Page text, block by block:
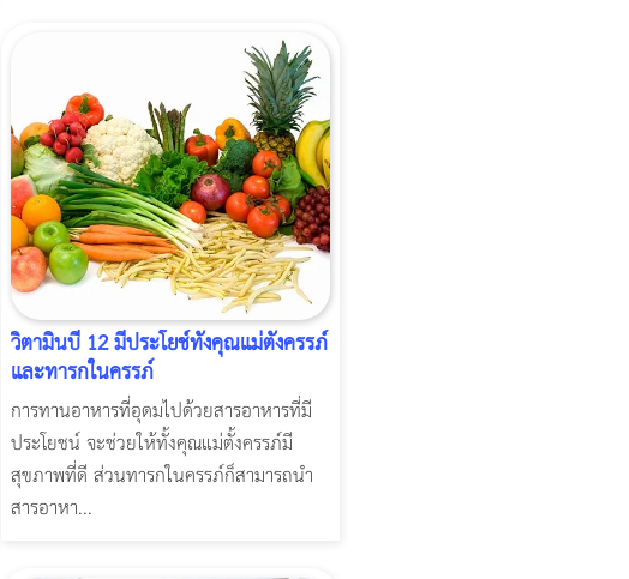
วิตามินบี 12 มีประโยช์ทั้งคุณแม่ตั้งครรภ์
และทารกในครรภ์
การทานอาหารที่อุดมไปด้วยสารอาหารที่มี
ประโยชน์ จะช่วยให้ทั้งคุณแม่ตั้งครรภ์มี
สุขภาพที่ดี ส่วนทารกในครรภ์ก็สามารถนำ
สารอาหา...